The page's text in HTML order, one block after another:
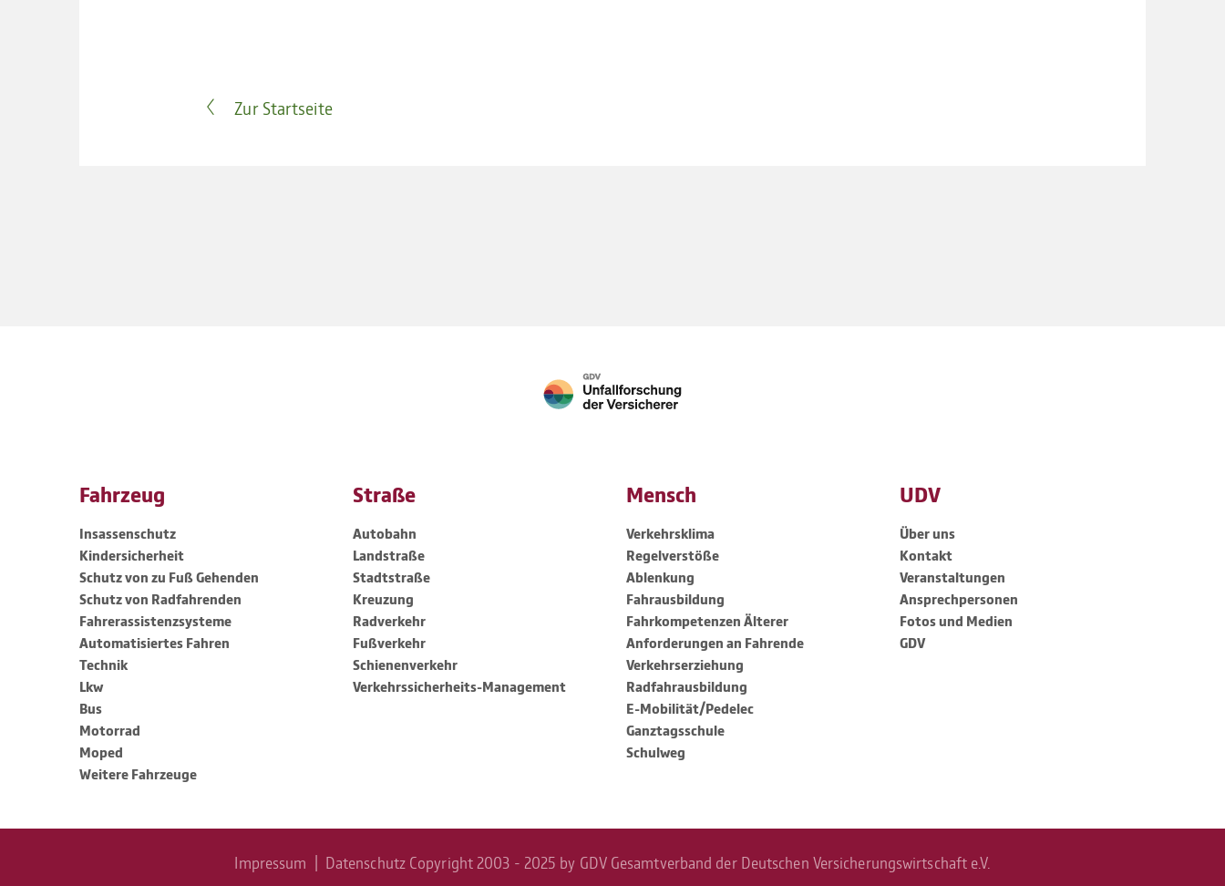
Zur Startseite
Fahrzeug
Insas­sen­schutz
Kinder­si­cher­heit
Schutz von zu Fuß Gehenden
Schutz von Radfah­renden
Fahreras­sis­tenz­sys­teme
Auto­ma­ti­siertes Fahren
Technik
Lkw
Bus
Motorrad
Moped
Weitere Fahr­zeuge
Straße
Auto­bahn
Land­straße
Stadt­straße
Kreu­zung
Radver­kehr
Fußver­kehr
Schie­nen­ver­kehr
Verkehrs­si­cher­heits-Mana­ge­ment
Mensch
Verkehrs­klima
Regel­ver­stöße
Ablen­kung
Fahr­aus­bil­dung
Fahr­kom­pe­tenzen Älterer
Anfor­de­rungen an Fahrende
Verkehrs­er­zie­hung
Radfahr­aus­bil­dung
E-Mobi­lität/Pedelec
Ganz­tags­schule
Schulweg
UDV
Über uns
Kontakt
Veran­stal­tungen
Ansprech­per­sonen
Fotos und Medien
GDV
Impressum | Daten­schutz Copyright 2003 - 2025 by GDV Gesamtverband der Deutschen Versicherungswirtschaft e.V.